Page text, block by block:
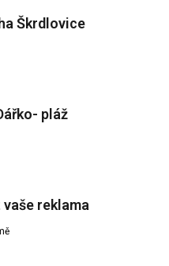
Škrdlovice
pláž
reklama